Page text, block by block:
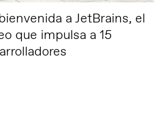
a JetBrains, el
que impulsa a 15